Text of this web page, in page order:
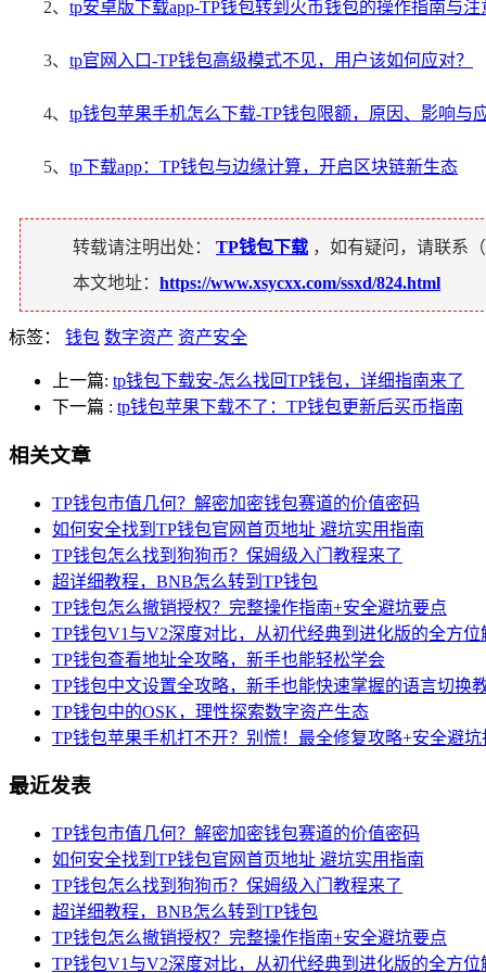
2、 tp安卓版下载app-TP钱包转到火币钱包的操作指南与注
3、 tp官网入口-TP钱包高级模式不见，用户该如何应对？
4、 tp钱包苹果手机怎么下载-TP钱包限额，原因、影响与
5、 tp下载app：TP钱包与边缘计算，开启区块链新生态
转载请注明出处： TP钱包下载 ，如有疑问，请联系（
本文地址： https://www.xsycxx.com/ssxd/824.html
标签： 钱包 数字资产 资产安全
上一篇: tp钱包下载安-怎么找回TP钱包，详细指南来了
下一篇 : tp钱包苹果下载不了：TP钱包更新后买币指南
相关文章
TP钱包市值几何？解密加密钱包赛道的价值密码
如何安全找到TP钱包官网首页地址 避坑实用指南
TP钱包怎么找到狗狗币？保姆级入门教程来了
超详细教程，BNB怎么转到TP钱包
TP钱包怎么撤销授权？完整操作指南+安全避坑要点
TP钱包V1与V2深度对比，从初代经典到进化版的全方位
TP钱包查看地址全攻略，新手也能轻松学会
TP钱包中文设置全攻略，新手也能快速掌握的语言切换
TP钱包中的OSK，理性探索数字资产生态
TP钱包苹果手机打不开？别慌！最全修复攻略+安全避坑
最近发表
TP钱包市值几何？解密加密钱包赛道的价值密码
如何安全找到TP钱包官网首页地址 避坑实用指南
TP钱包怎么找到狗狗币？保姆级入门教程来了
超详细教程，BNB怎么转到TP钱包
TP钱包怎么撤销授权？完整操作指南+安全避坑要点
TP钱包V1与V2深度对比，从初代经典到进化版的全方位